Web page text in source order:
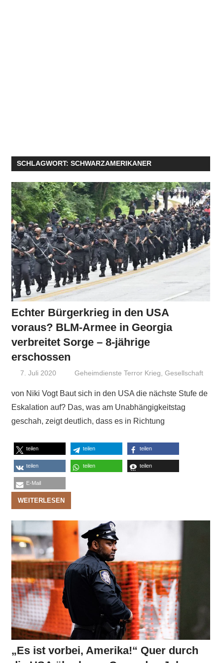
SCHLAGWORT: SCHWARZAMERIKANER
Echter Bürgerkrieg in den USA
voraus? BLM-Armee in Georgia
verbreitet Sorge – 8-jährige
erschossen
7. Juli 2020 Niki Vogt
Geheimdienste Terror Krieg,Gesellschaft
von Niki Vogt Baut sich in den USA die nächste Stufe de
Eskalation auf? Das, was am Unabhängigkeitstag
geschah, zeigt deutlich, dass es in Richtung
teilen teilen teilen
teilen teilen teilen
E-Mail
WEITERLESEN
„Es ist vorbei, Amerika!“ Quer durch